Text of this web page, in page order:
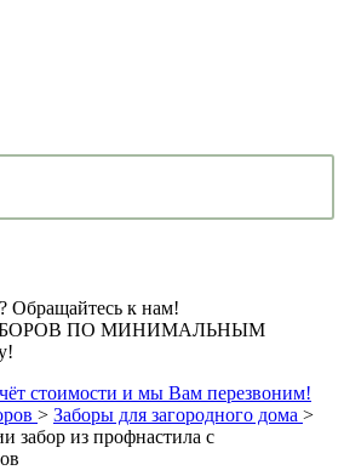
Обращайтесь к нам!
ПО МИНИМАЛЬНЫМ
стоимости и мы Вам перезвоним!
> Заборы для загородного дома >
забор из профнастила с